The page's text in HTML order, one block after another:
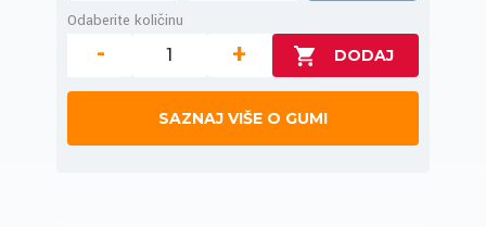
Odaberite količinu
- +
SAZNAJ VIŠE O GUMI